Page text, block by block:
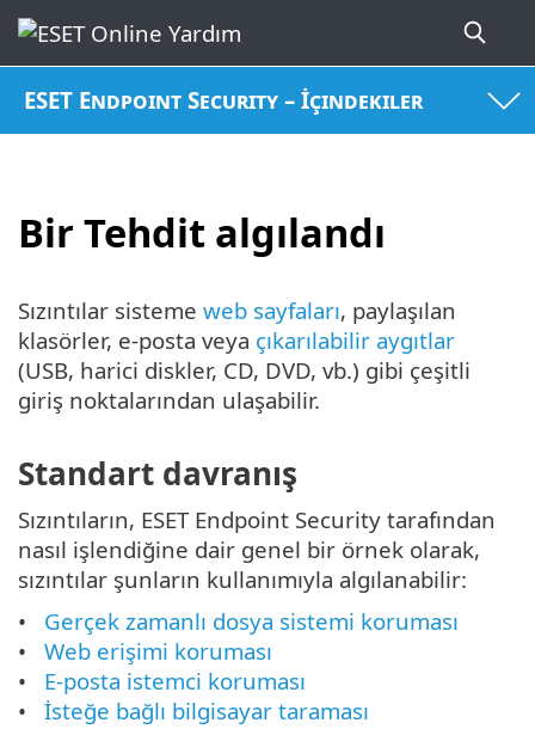
ESET Endpoint Security – İçindekiler
Bir Tehdit algılandı
Sızıntılar sisteme web sayfaları, paylaşılan
klasörler, e-posta veya çıkarılabilir aygıtlar
(USB, harici diskler, CD, DVD, vb.) gibi çeşitli
giriş noktalarından ulaşabilir.
Standart davranış
Sızıntıların, ESET Endpoint Security tarafından
nasıl işlendiğine dair genel bir örnek olarak,
sızıntılar şunların kullanımıyla algılanabilir:
Gerçek zamanlı dosya sistemi koruması
Web erişimi koruması
E-posta istemci koruması
İsteğe bağlı bilgisayar taraması